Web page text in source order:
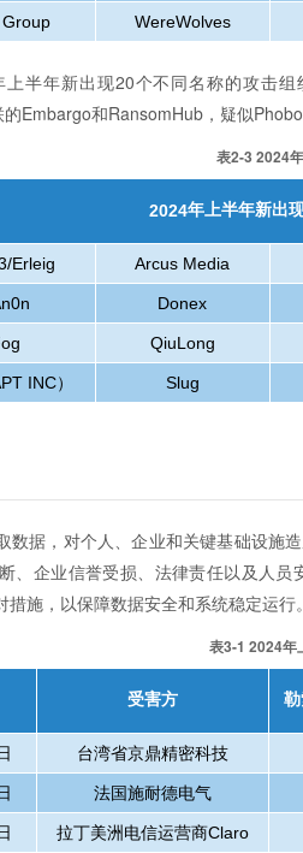
WereWolves
半年新出现20个不同名称的攻击
Embargo和RansomHub，疑似
表2-3 2024
2024年上半年新出
Erleig Arcus Media
Donex
QiuLong
INC） Slug
数据，对个人、企业和关键基础设施
、企业信誉受损、法律责任以及人
措施，以保障数据安全和系统稳定运行
表3-1 2024年
受害方
台湾省京鼎精密科技
法国施耐德电气
拉丁美洲电信运营商Claro